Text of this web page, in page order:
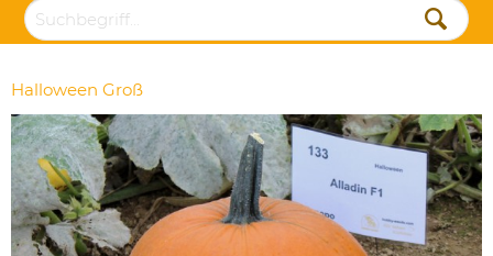
Halloween Groß